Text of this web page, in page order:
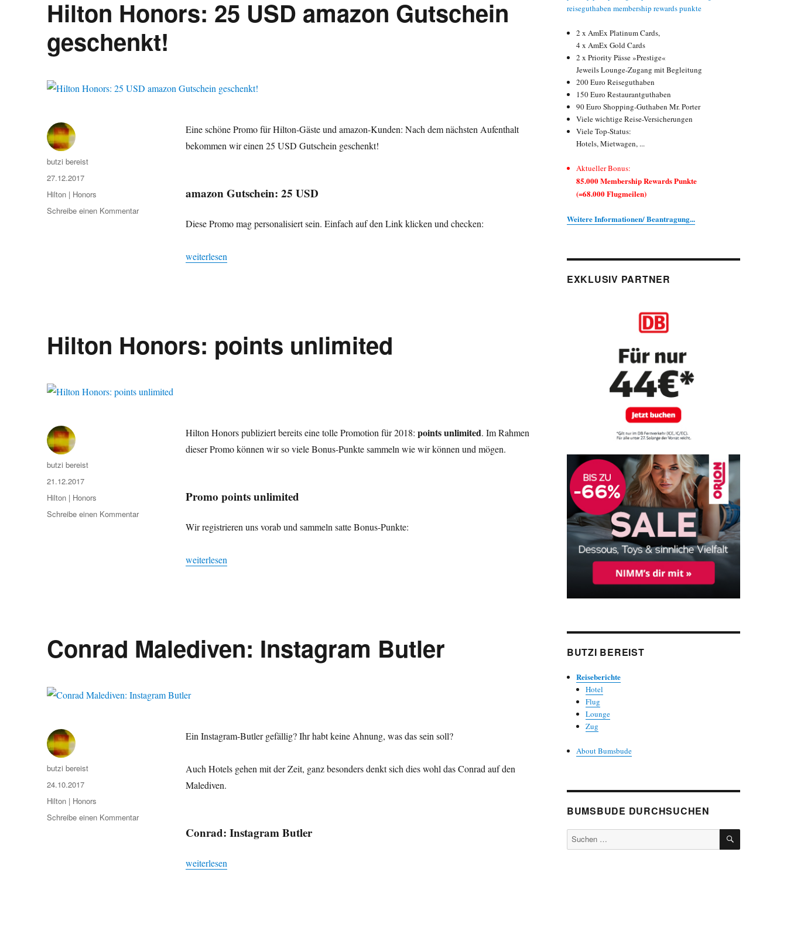
Hilton Honors: 25 USD amazon Gutschein
geschenkt!
Eine schöne Promo für Hilton-Gäste und amazon-Kunden: Nach dem nächsten Aufenthalt
bekommen wir einen 25 USD Gutschein geschenkt!
amazon Gutschein: 25 USD
Diese Promo mag personalisiert sein. Einfach auf den Link klicken und checken:
„Hilton Honors: 25 USD amazon Gutschein geschenkt!“
weiterlesen
Autor
butzi bereist
Veröffentlicht
am
27.12.2017
Kategorien
Hilton | Honors
Schreibe einen Kommentarzu
Hilton Honors: points unlimited
Hilton Honors publiziert bereits eine tolle Promotion für 2018: points unlimited. Im Rahmen
dieser Promo können wir so viele Bonus-Punkte sammeln wie wir können und mögen.
Promo points unlimited
Wir registrieren uns vorab und sammeln satte Bonus-Punkte:
„Hilton Honors: points unlimited“
weiterlesen
Autor
butzi bereist
Veröffentlicht
am
21.12.2017
Kategorien
Hilton | Honors
Schreibe einen Kommentarzu
Conrad Malediven: Instagram Butler
Ein Instagram-Butler gefällig? Ihr habt keine Ahnung, was das sein soll?
Auch Hotels gehen mit der Zeit, ganz besonders denkt sich dies wohl das Conrad auf den
Malediven.
Conrad: Instagram Butler
„Conrad Malediven: Instagram Butler“
weiterlesen
Autor
butzi bereist
Veröffentlicht
am
24.10.2017
Kategorien
Hilton | Honors
Schreibe einen Kommentarzu
2 x AmEx Platinum Cards,
4 x AmEx Gold Cards
2 x Priority Pässe »Prestige«
Jeweils Lounge-Zugang mit Begleitung
200 Euro Reiseguthaben
150 Euro Restaurantguthaben
90 Euro Shopping-Guthaben Mr. Porter
Viele wichtige Reise-Versicherungen
Viele Top-Status:
Hotels, Mietwagen, ...
Aktueller Bonus:
85.000 Membership Rewards Punkte
(=68.000 Flugmeilen)
Weitere Informationen/ Beantragung...
EXKLUSIV PARTNER
BUTZI BEREIST
Reiseberichte
Hotel
Flug
Lounge
Zug
About Bumsbude
BUMSBUDE DURCHSUCHEN
Suche
nach:
SUCHEN